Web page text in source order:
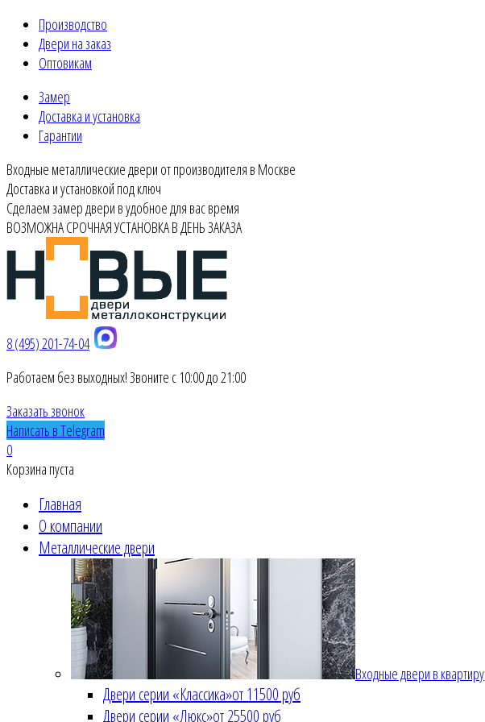
Производство
Двери на заказ
Оптовикам
Замер
Доставка и установка
Гарантии
Входные металлические двери от производителя в Москве
Доставка и установкой под ключ
Сделаем замер двери в удобное для вас время
ВОЗМОЖНА СРОЧНАЯ УСТАНОВКА В ДЕНЬ ЗАКАЗА
8 (495) 201-74-04
Работаем без выходных! Звоните с 10:00 до 21:00
Заказать звонок
Написать в Telegram
0
Корзина пуста
Главная
О компании
Металлические двери
Входные двери в квартиру
Двери серии «Классика»от 11500 руб
Двери серии «Люкс»от 25500 руб